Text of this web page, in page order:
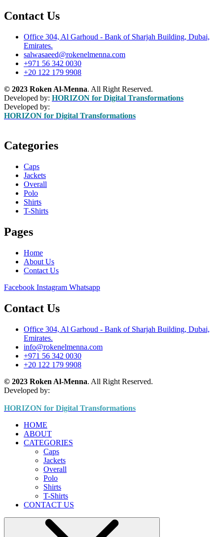
Contact Us
Office 304, Al Garhoud - Bank of Sharjah Building, Dubai,
Emirates.
salwasaeed@rokenelmenna.com
+971 56 342 0030
+20 122 179 9908
© 2023 Roken Al-Menna. All Right Reserved.
Developed by: HORIZON for Digital Transformations
Developed by:
HORIZON for Digital Transformations
Categories
Caps
Jackets
Overall
Polo
Shirts
T-Shirts
Pages
Home
About Us
Contact Us
Facebook Instagram Whatsapp
Contact Us
Office 304, Al Garhoud - Bank of Sharjah Building, Dubai,
Emirates.
info@rokenelmenna.com
+971 56 342 0030
+20 122 179 9908
© 2023 Roken Al-Menna. All Right Reserved.
Developed by:
HORIZON for Digital Transformations
HOME
ABOUT
CATEGORIES
Caps
Jackets
Overall
Polo
Shirts
T-Shirts
CONTACT US